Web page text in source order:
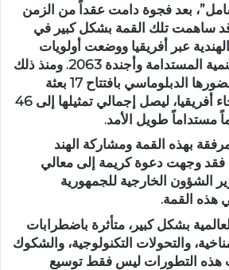
بعد فجوة دامت عقداً من الزمن
عام 2015. وقد ساهمت تلك القمة بشكل كبير في
عبر أفريقيا ووضعت أولويات
تتماشى مع أهداف التنمية المستدامة وأجندة 2063. ومنذ ذلك
الحين، عمقت الهند حضورها الدبلوماسي بافتتاح 17 بعثة
جديدة في مختلف أنحاء أفريقيا، ليصل إجمالي تمثيلها إلى 46
مستداماً طويل الأمد.
بهذه القمة ومشاركة الهند
فقد وجهت دعوة كريمة إلى معالي
الشؤون الخارجية للجمهورية
هذه القمة.
بشكل كبير، متأثرة باضطرابات
والتحولات التكنولوجية، والشكوك
هذه التطورات ليس فقط توسيع